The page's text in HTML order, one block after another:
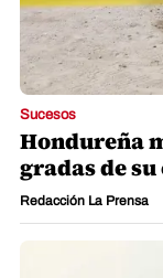
Sucesos
Hondureña
gradas de su
Redacción La Prensa